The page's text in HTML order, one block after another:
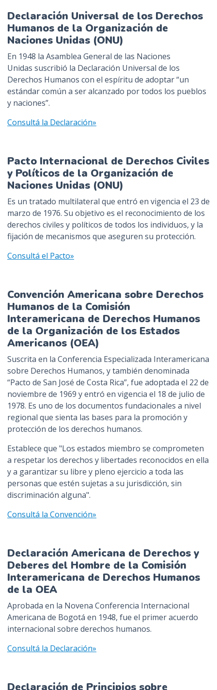
Declaración Universal de los Derechos
Humanos de la Organización de
Naciones Unidas (ONU)
En 1948 la Asamblea General de las Naciones
Unidas suscribió la Declaración Universal de los
Derechos Humanos con el espíritu de adoptar “un
estándar común a ser alcanzado por todos los pueblos
y naciones”.
Consultá la Declaración»
Pacto Internacional de Derechos Civiles
y Políticos de la Organización de
Naciones Unidas (ONU)
Es un tratado multilateral que entró en vigencia el 23 de
marzo de 1976. Su objetivo es el reconocimiento de los
derechos civiles y políticos de todos los individuos, y la
fijación de mecanismos que aseguren su protección.
Consultá el Pacto»
Convención Americana sobre Derechos
Humanos de la Comisión
Interamericana de Derechos Humanos
de la Organización de los Estados
Americanos (OEA)
Suscrita en la Conferencia Especializada Interamericana
sobre Derechos Humanos, y también denominada
“Pacto de San José de Costa Rica”, fue adoptada el 22 de
noviembre de 1969 y entró en vigencia el 18 de julio de
1978. Es uno de los documentos fundacionales a nivel
regional que sienta las bases para la promoción y
protección de los derechos humanos.
Establece que "Los estados miembro se comprometen
a respetar los derechos y libertades reconocidos en ella
y a garantizar su libre y pleno ejercicio a toda las
personas que estén sujetas a su jurisdicción, sin
discriminación alguna".
Consultá la Convención»
Declaración Americana de Derechos y
Deberes del Hombre de la Comisión
Interamericana de Derechos Humanos
de la OEA
Aprobada en la Novena Conferencia Internacional
Americana de Bogotá en 1948, fue el primer acuerdo
internacional sobre derechos humanos.
Consultá la Declaración»
Declaración de Principios sobre